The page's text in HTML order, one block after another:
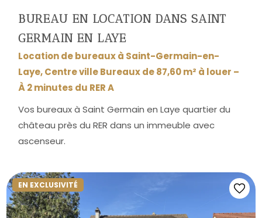
BUREAU EN LOCATION DANS SAINT
GERMAIN EN LAYE
Location de bureaux à Saint-Germain-en-
Laye, Centre ville Bureaux de 87,60 m² à louer –
À 2 minutes du RER A
Vos bureaux à Saint Germain en Laye quartier du
château près du RER dans un immeuble avec
ascenseur.
EN EXCLUSIVITÉ